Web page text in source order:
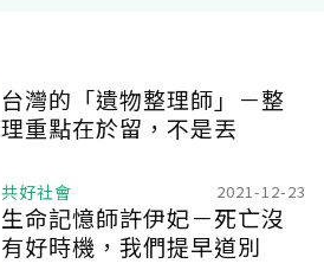
台灣的「遺物整理師」－整
理重點在於留，不是丟
共好社會 2021-12-23
生命記憶師許伊妃－死亡沒
有好時機，我們提早道別